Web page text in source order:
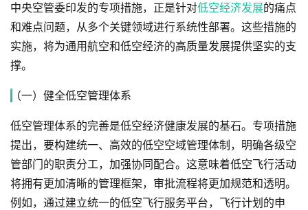
中央空管委印发的专项措施，正是针对低空经济发展的痛点
和难点问题，从多个关键领域进行系统性部署。这些措施的
实施，将为通用航空和低空经济的高质量发展提供坚实的支
撑。
（一）健全低空管理体系
低空管理体系的完善是低空经济健康发展的基石。专项措施
提出，要构建统一、高效的低空空域管理体制，明确各级空
管部门的职责分工，加强协同配合。这意味着低空飞行活动
将拥有更加清晰的管理框架，审批流程将更加规范和透明。
例如，通过建立统一的低空飞行服务平台，飞行计划的申